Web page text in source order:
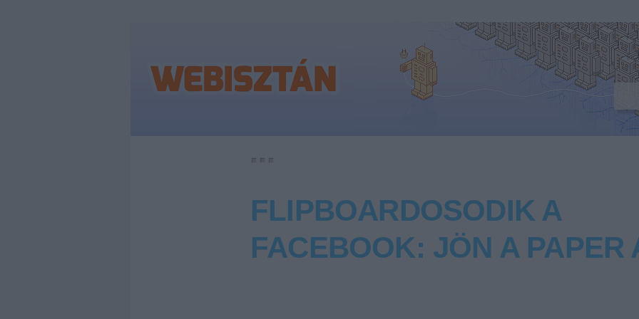
FLIPBOARDOSODIK A
FACEBOOK: JÖN A PAPER